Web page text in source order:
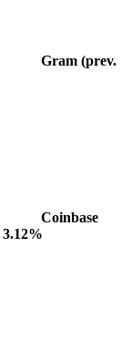
Gram (prev.
Coinbase
3.12%